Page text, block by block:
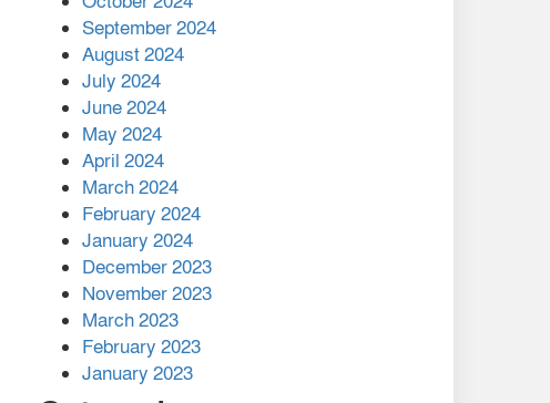
জেরী
September 2024
August 2024
July 2024
June 2024
May 2024
April 2024
March 2024
February 2024
January 2024
December 2023
November 2023
March 2023
February 2023
January 2023